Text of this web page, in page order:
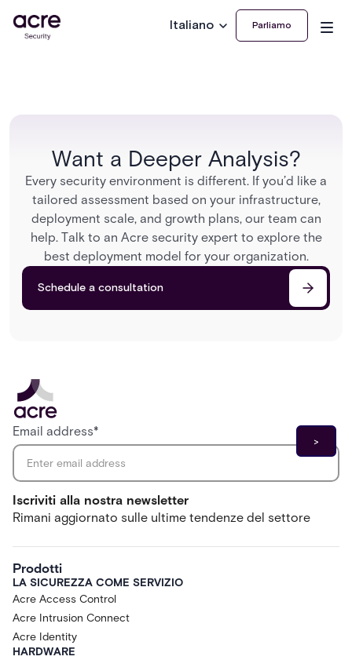
Italiano Parliamo
Want a Deeper Analysis?
Every security environment is different. If you’d like a
tailored assessment based on your infrastructure,
deployment scale, and growth plans, our team can
help. Talk to an Acre security expert to explore the
best deployment model for your organization.
Schedule a consultation
Iscriviti alla nostra newsletter
Rimani aggiornato sulle ultime tendenze del settore
Email address*
Prodotti
LA SICUREZZA COME SERVIZIO
Acre Access Control
Acre Intrusion Connect
Acre Identity
HARDWARE